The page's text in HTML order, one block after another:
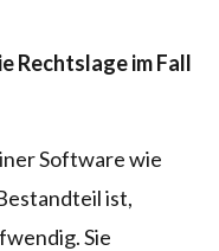
Rechtslage im Fall
Software wie
ist,
Sie